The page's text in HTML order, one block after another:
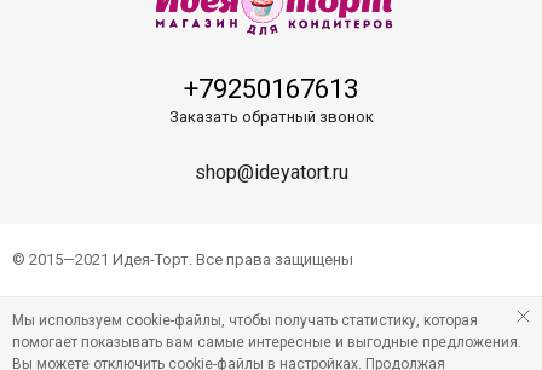
+79250167613
Заказать обратный звонок
shop@ideyatort.ru
© 2015—2021 Идея-Торт. Все права защищены
Мы используем cookie-файлы, чтобы получать статистику, которая
помогает показывать вам самые интересные и выгодные предложения.
Вы можете отключить cookie-файлы в настройках. Продолжая